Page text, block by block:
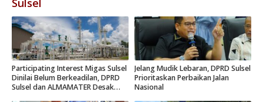
Participating Interest Migas Sulsel
Dinilai Belum Berkeadilan, DPRD
Sulsel dan ALMAMATER Desak
Jelang Mudik Lebaran, DPRD Sulsel
Prioritaskan Perbaikan Jalan
Nasional